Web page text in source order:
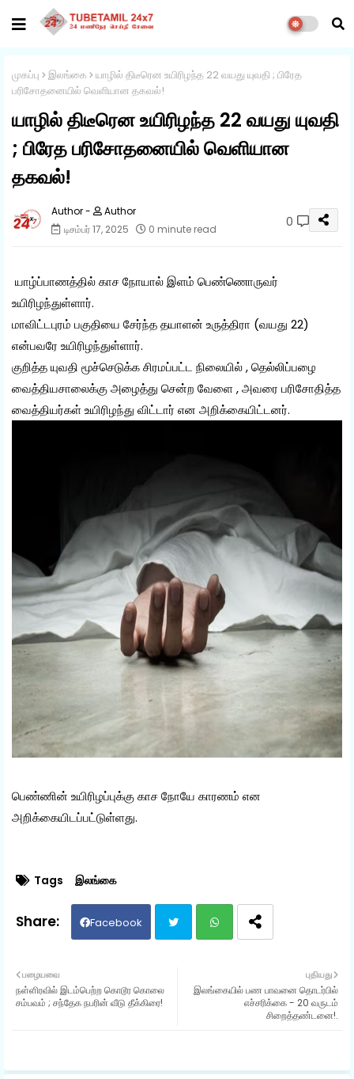
முகப்பு இலங்கை
யாழில் திடீரென உயிரிழந்த 22 வயது யுவதி ; பிரேத
பரிசோதனையில் வெளியான தகவல்!
யாழில் திடீரென உயிரிழந்த 22 வயது யுவதி
; பிரேத பரிசோதனையில் வெளியான
தகவல்!
Author
டிசம்பர் 17, 2025
0 minute read 0
யாழ்ப்பாணத்தில் காச நோயால் இளம் பெண்ணொருவர்
உயிரிழந்துள்ளார்.
மாவிட்டபுரம் பகுதியை சேர்ந்த தயாளன் உருத்திரா (வயது 22)
என்பவரே உயிரிழந்துள்ளார்.
குறித்த யுவதி மூச்செடுக்க சிரமப்பட்ட நிலையில் , தெல்லிப்பழை
வைத்தியசாலைக்கு அழைத்து சென்ற வேளை , அவரை பரிசோதித்த
வைத்தியர்கள் உயிரிழந்து விட்டார் என அறிக்கையிட்டனர்.
பெண்ணின் உயிரிழப்புக்கு காச நோயே காரணம் என
அறிக்கையிடப்பட்டுள்ளது.
Tags இலங்கை
Facebook
ats
புதியது
இலங்கையில் பண பாவனை தொடர்பில்
எச்சரிக்கை - 20 வருடம்
சிறைத்தண்டனை!.
பழையவை
நள்ளிரவில் இடம்பெற்ற கொடூர கொலை
சம்பவம் ; சந்தேக நபரின் வீடு தீக்கிரை!